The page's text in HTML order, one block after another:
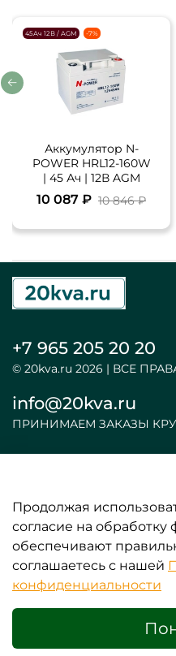
45Ач 12В / AGM -7%
Аккумулятор N-
POWER HRL12-160W
| 45 Ач | 12В AGM
10 087 ₽ 10 846 ₽
ООО «АКБ и ИБП»
+7 965 205 20 20
© 20kva.ru 2026 | ВСЕ
info@20kva.ru
ПРИНИМАЕМ ЗАКАЗЫ
Продолжая
согласие на
обеспечивают
соглашаетесь с нашей
конфиденциальности